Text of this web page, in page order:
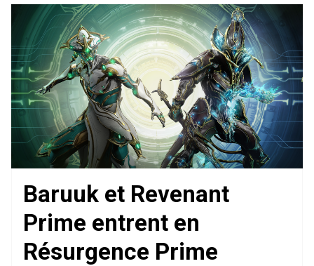
Baruuk et Revenant
Prime entrent en
Résurgence Prime